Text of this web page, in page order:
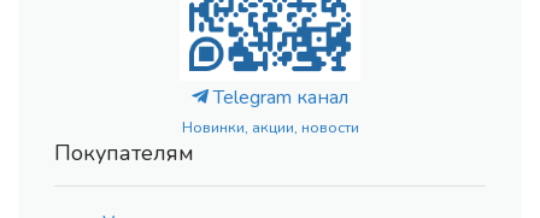
Telegram канал
Новинки, акции, новости
Покупателям